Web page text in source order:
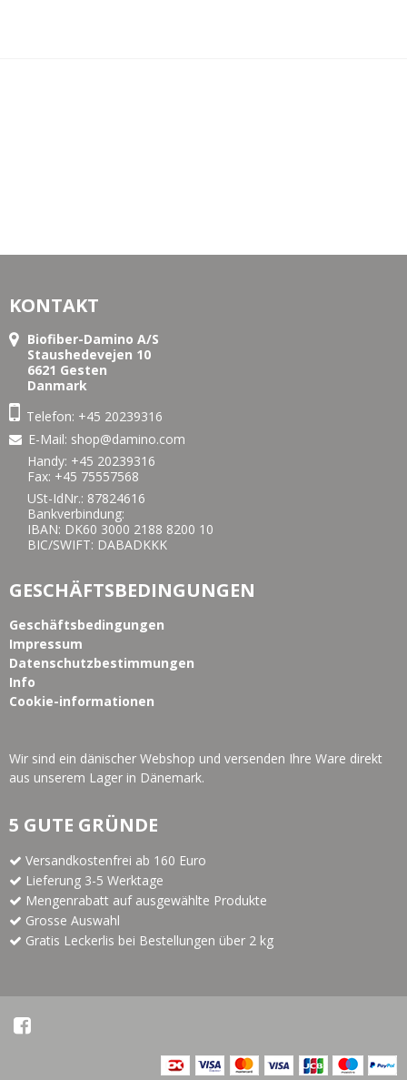
KONTAKT
Biofiber-Damino A/S
Staushedevejen 10
6621 Gesten
Danmark
Telefon: +45 20239316
E-Mail: shop@damino.com
Handy: +45 20239316
Fax: +45 75557568
USt-IdNr.: 87824616
Bankverbindung:
IBAN: DK60 3000 2188 8200 10
BIC/SWIFT: DABADKKK
GESCHÄFTSBEDINGUNGEN
Geschäftsbedingungen
Impressum
Datenschutzbestimmungen
Info
Cookie-informationen
Wir sind ein dänischer Webshop und versenden Ihre Ware direkt
aus unserem Lager in Dänemark.
5 GUTE GRÜNDE
Versandkostenfrei ab 160 Euro
Lieferung 3-5 Werktage
Mengenrabatt auf ausgewählte Produkte
Grosse Auswahl
Gratis Leckerlis bei Bestellungen über 2 kg